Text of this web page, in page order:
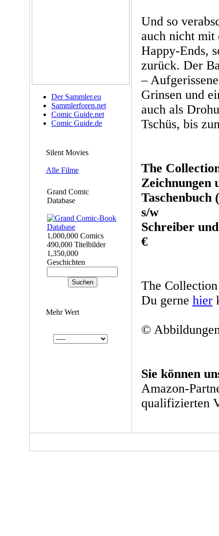
Der Sammler.eu
Sammlerforen.net
Comic Guide.net
Comic Guide.de
Silent Movies
Alle Filme
Grand Comic
Database
1,000,000 Comics
490,000 Titelbilder
1,350,000
Geschichten
Mehr Wert
Und so
auch nicht mit
Happy-Ends,
zurück. Der
–
Grinsen und
auch als
Tschüs, bis
The
Zeichnungen
Taschenbuch
s/w
Schreiber
€
The
Du gerne hier
©
Sie können
Amazon-
qualifizierten